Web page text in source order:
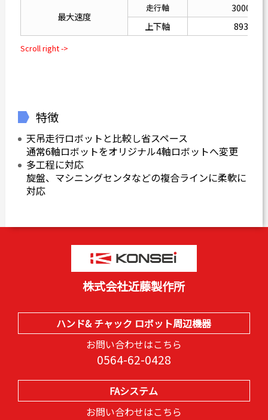
最大速度
走行軸
上下軸
特徴
天吊走行ロボットと比較し省スペース
通常6軸ロボットをオリジナル4軸ロボットへ変更
多工程に対応
旋盤、マシニングセンタなどの複合ラインに柔軟に
対応
株式会社近藤製作所
ハンド& チャック ロボット周辺機器
お問い合わせはこちら
0564-62-0428
FAシステム
お問い合わせはこちら